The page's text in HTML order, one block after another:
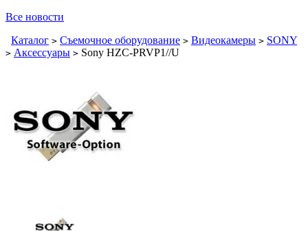
Все новости
Каталог > Съемочное оборудование > Видеокамеры > SONY
> Аксессуары > Sony HZC-PRVP1//U